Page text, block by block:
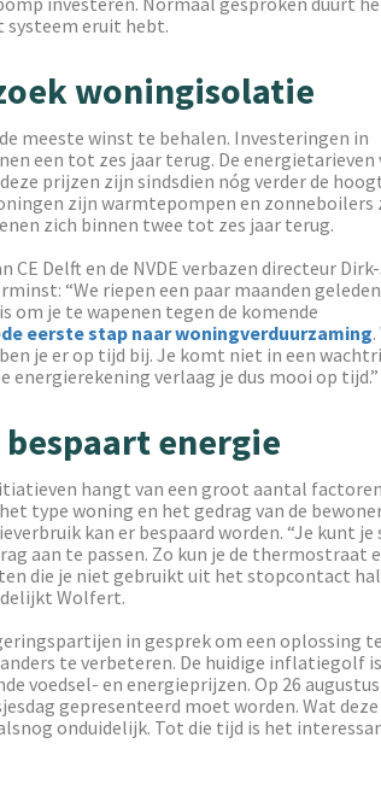
systeem eruit hebt.
woningisolatie
meeste winst te behalen. Investeringen in
een tot zes jaar terug. De energietarieven
prijzen zijn sindsdien nóg verder de
zijn warmtepompen en zonneboilers
zich binnen twee tot zes jaar terug.
Delft en de NVDE verbazen directeur
“We riepen een paar maanden
om je te wapenen tegen de komende
eerste stap naar woningverduurzaming
je er op tijd bij. Je komt niet in een
energierekening verlaag je dus mooi op tijd.”
bespaart energie
hangt van een groot aantal
type woning en het gedrag van de
kan er bespaard worden. “Je kunt
aan te passen. Zo kun je de thermostraat
die je niet gebruikt uit het stopcontact
Wolfert.
in gesprek om een oplossing
te verbeteren. De huidige inflatiegolf is
voedsel- en energieprijzen. Op 26
gepresenteerd moet worden. Wat
onduidelijk. Tot die tijd is het